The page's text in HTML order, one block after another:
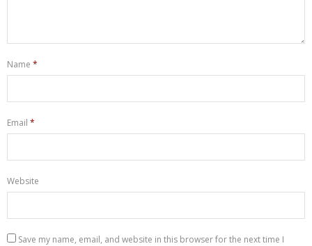
Name *
Email *
Website
Save my name, email, and website in this browser for the next time I